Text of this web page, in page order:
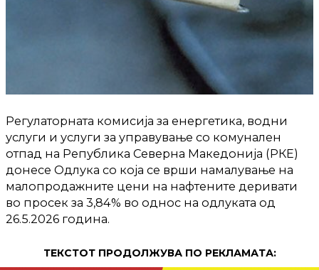
Регулаторната комисија за енергетика, водни
услуги и услуги за управување со комунален
отпад на Република Северна Македонија (РКЕ)
донесе Одлука со која се врши намалување на
малопродажните цени на нафтените деривати
во просек за 3,84% во однос на одлуката од
26.5.2026 година.
ТЕКСТОТ ПРОДОЛЖУВА ПО РЕКЛАМАТА: